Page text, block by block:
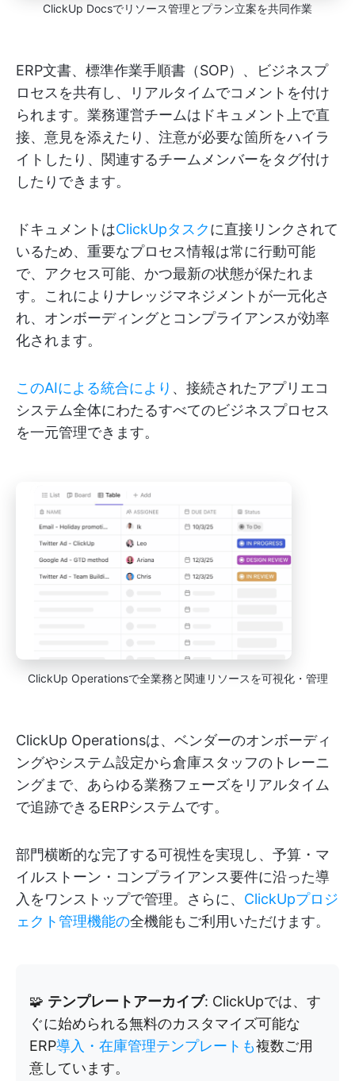
ClickUp Docsでリソース管理とプラン立案を共同作業
ERP文書、標準作業手順書（SOP）、ビジネスプ
ロセスを共有し、リアルタイムでコメントを付け
られます。業務運営チームはドキュメント上で直
接、意見を添えたり、注意が必要な箇所をハイラ
イトしたり、関連するチームメンバーをタグ付け
したりできます。
ドキュメントはClickUpタスクに直接リンクされて
いるため、重要なプロセス情報は常に行動可能
で、アクセス可能、かつ最新の状態が保たれま
す。これによりナレッジマネジメントが一元化さ
れ、オンボーディングとコンプライアンスが効率
化されます。
このAIによる統合により 、接続されたアプリエコ
システム全体にわたるすべてのビジネスプロセス
を一元管理できます。
ClickUp Operationsで全業務と関連リソースを可視化・管理
ClickUp Operationsは、ベンダーのオンボーディ
ングやシステム設定から倉庫スタッフのトレーニ
ングまで、あらゆる業務フェーズをリアルタイム
で追跡できるERPシステムです。
部門横断的な完了する可視性を実現し、予算・マ
イルストーン・コンプライアンス要件に沿った導
入をワンストップで管理。さらに、 ClickUpプロジ
ェクト管理機能の全機能もご利用いただけます。
🧩 テンプレートアーカイブ: ClickUpでは、す
ぐに始められる無料のカスタマイズ可能な
ERP導入・在庫管理テンプレートも複数ご用
意しています。